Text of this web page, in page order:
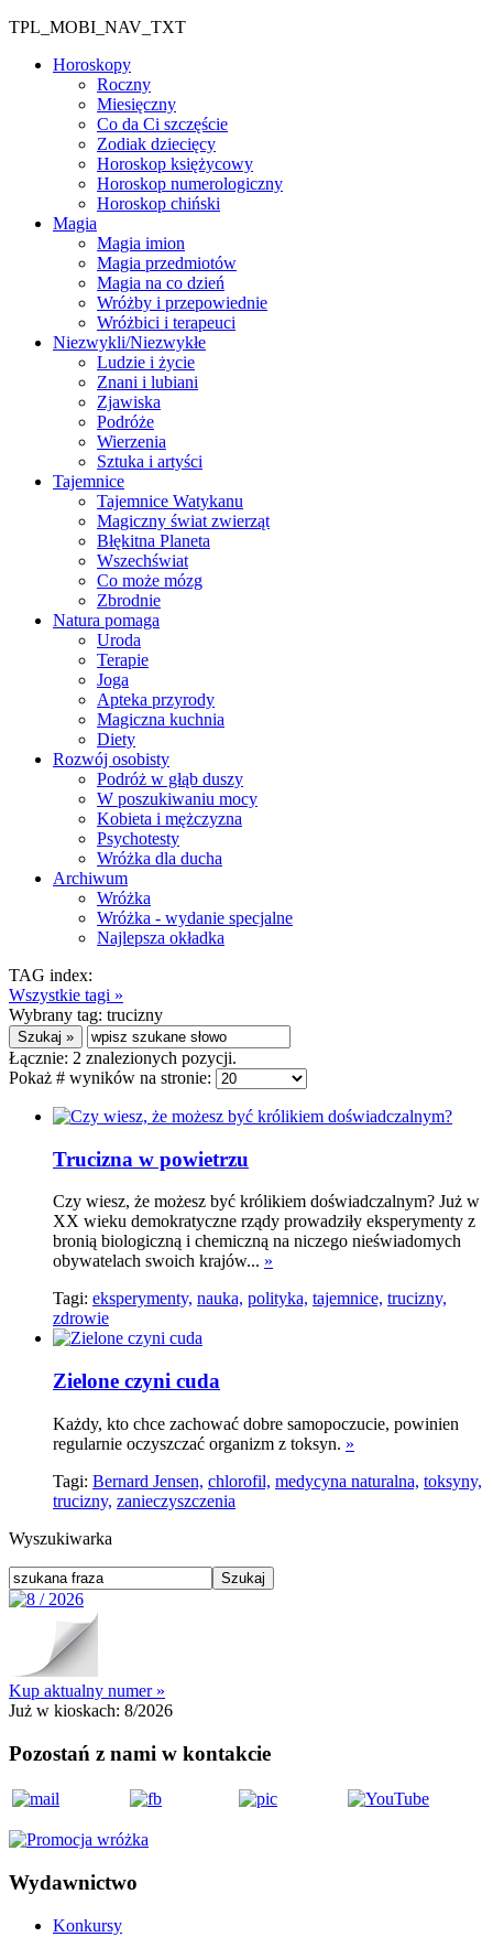
TPL_MOBI_NAV_TXT
Horoskopy
Roczny
Miesięczny
Co da Ci szczęście
Zodiak dziecięcy
Horoskop księżycowy
Horoskop numerologiczny
Horoskop chiński
Magia
Magia imion
Magia przedmiotów
Magia na co dzień
Wróżby i przepowiednie
Wróżbici i terapeuci
Niezwykli/Niezwykłe
Ludzie i życie
Znani i lubiani
Zjawiska
Podróże
Wierzenia
Sztuka i artyści
Tajemnice
Tajemnice Watykanu
Magiczny świat zwierząt
Błękitna Planeta
Wszechświat
Co może mózg
Zbrodnie
Natura pomaga
Uroda
Terapie
Joga
Apteka przyrody
Magiczna kuchnia
Diety
Rozwój osobisty
Podróż w głąb duszy
W poszukiwaniu mocy
Kobieta i mężczyzna
Psychotesty
Wróżka dla ducha
Archiwum
Wróżka
Wróżka - wydanie specjalne
Najlepsza okładka
TAG index:
Wszystkie tagi »
Wybrany tag: trucizny
Łącznie: 2 znalezionych pozycji.
Pokaż # wyników na stronie:
Trucizna w powietrzu
Czy wiesz, że możesz być królikiem doświadczalnym? Już w
XX wieku demokratyczne rządy prowadziły eksperymenty z
bronią biologiczną i chemiczną na niczego nieświadomych
obywatelach swoich krajów... »
Tagi: eksperymenty, nauka, polityka, tajemnice, trucizny,
zdrowie
Zielone czyni cuda
Każdy, kto chce zachować dobre samopoczucie, powinien
regularnie oczyszczać organizm z toksyn. »
Tagi: Bernard Jensen, chlorofil, medycyna naturalna, toksyny,
trucizny, zanieczyszczenia
Wyszukiwarka
Kup aktualny numer »
Już w kioskach: 8/2026
Pozostań z nami w kontakcie
Wydawnictwo
Konkursy